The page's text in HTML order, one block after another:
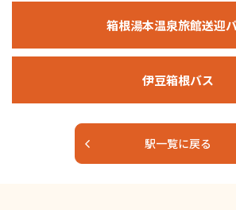
箱根湯本温泉旅館送迎
伊豆箱根バス
駅一覧に戻る